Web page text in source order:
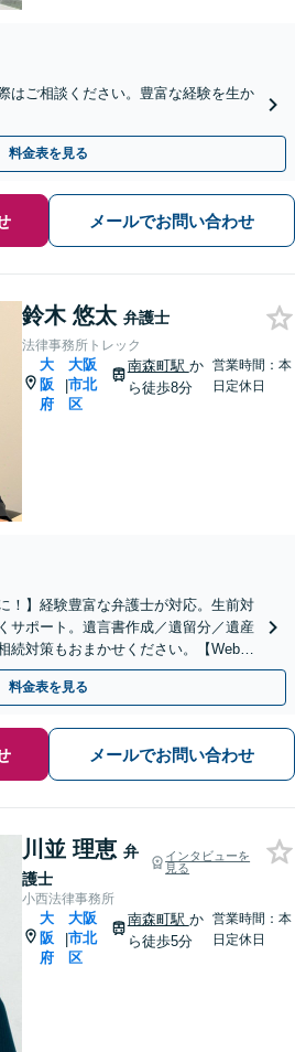
はご相談ください。豊富な経験を生か
料金表を見る
メールでお問い合わせ
鈴木 悠太 弁護士
法律事務所トレック
大
阪
府
|
大阪
市北
区
南森町駅 か
ら徒歩8分
営業時間：本
日定休日
！】経験豊富な弁護士が対応。生前対
サポート。遺言書作成／遺留分／遺産
続対策もおまかせください。【Web面
料金表を見る
メールでお問い合わせ
川並 理恵 弁
護士
インタビューを
見る
小西法律事務所
大
阪
府
|
大阪
市北
区
南森町駅 か
ら徒歩5分
営業時間：本
日定休日